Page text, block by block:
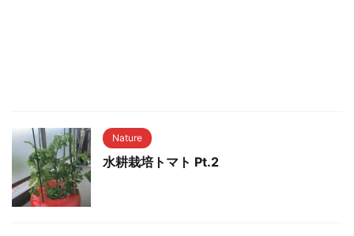
Nature
水耕栽培トマト Pt.2